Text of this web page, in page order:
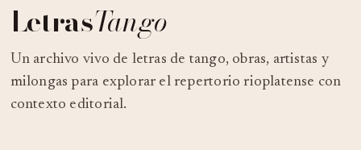
LetrasTango
Un archivo vivo de letras de tango, obras, artistas y
milongas para explorar el repertorio rioplatense con
contexto editorial.